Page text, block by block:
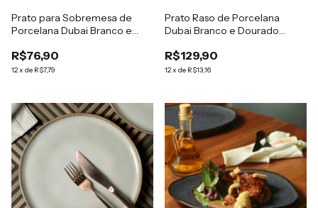
Prato para Sobremesa de
Porcelana Dubai Branco e
R$76,90
12x de R$7,79
Prato Raso de Porcelana
Dubai Branco e Dourado
R$129,90
12x de R$13,16